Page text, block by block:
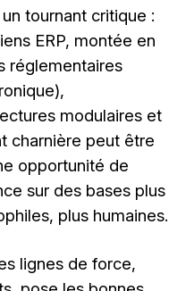
tournant critique :
ERP, montée en
réglementaires
modulaires et
charnière peut être
opportunité de
sur des bases plus
plus humaines.
lignes de force,